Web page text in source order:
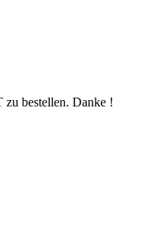
bestellen. Danke !